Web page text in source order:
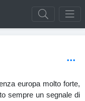
europa molto forte,
sempre un segnale di